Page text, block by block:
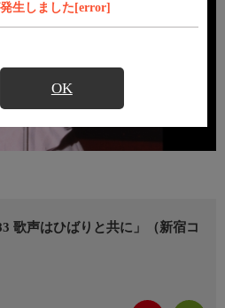
生しました[error]
OK
歌声はひばりと共に」（新宿コ